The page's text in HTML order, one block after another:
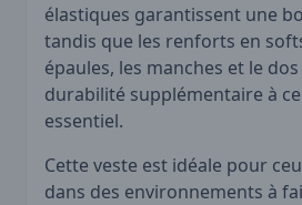
élastiques garantissent une
tandis que les renforts en
épaules, les manches et le
durabilité supplémentaire à
essentiel.
Cette veste est idéale pour
dans des environnements à